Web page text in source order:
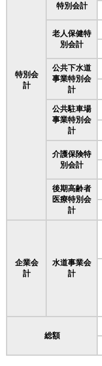
特別会
計
特別会計
老人保健特
別会計
公共下水道
事業特別会
計
公共駐車場
事業特別会
計
介護保険特
別会計
後期高齢者
医療特別会
計
企業会
計
水道事業会
計
総額